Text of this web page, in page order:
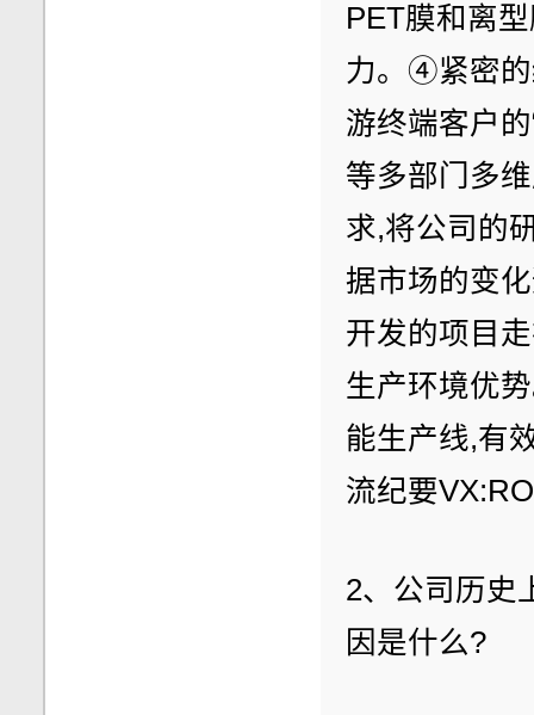
PET膜和离
力。④紧密的
游终端客户
等多部门多
求,将公司的
据市场的变
开发的项目
生产环境优
能生产线,有
流纪要
2、公司历史
因是什么?